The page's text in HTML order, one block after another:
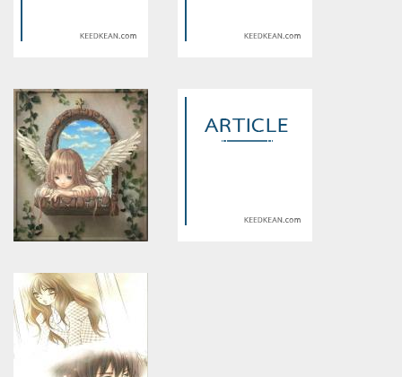
Warning: Use of undefined
constant article_topic -
assumed 'article_topic' (this
will throw an Error in a future
version of PHP) in
/home/keedkean/domains/keedkean.com/public_html/include/article/
on line534
Biter Fighter : ฝ่าวิกฤต ปรสิต
นักกัด
assumed 'article_topic' (this
will throw an Error in a future
Warning: Use of undefined
constant article_topic -
assumed 'article_topic' (this
will throw an Error in a future
version of PHP) in
/home/keedkean/domains/keedkean.com/public_html/include/article/